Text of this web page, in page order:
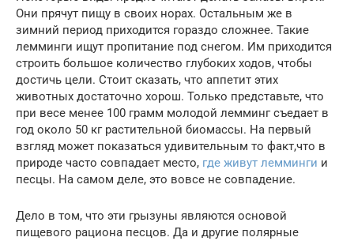
Они прячут пищу в своих норах. Остальным же в
зимний период приходится гораздо сложнее. Такие
лемминги ищут пропитание под снегом. Им приходится
строить большое количество глубоких ходов, чтобы
достичь цели. Стоит сказать, что аппетит этих
животных достаточно хорош. Только представьте, что
при весе менее 100 грамм молодой лемминг съедает в
год около 50 кг растительной биомассы. На первый
взгляд может показаться удивительным то факт,что в
природе часто совпадает место, где живут лемминги и
песцы. На самом деле, это вовсе не совпадение.
Дело в том, что эти грызуны являются основой
пищевого рациона песцов. Да и другие полярные